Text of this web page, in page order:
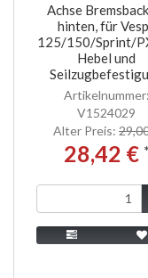
Achse
hinten, für
125/150/Sprint/
Hebel und
Artikelnummer:
V1524029
Alter Preis:
28,42 € *